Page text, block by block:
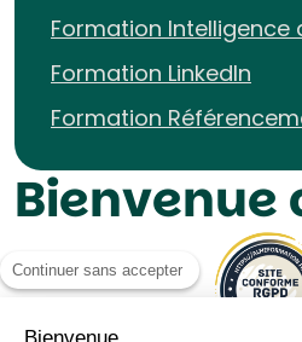
Formation Intelligence
Formation LinkedIn
Formation
Bienvenue
Continuer sans accepter
Bienvenue